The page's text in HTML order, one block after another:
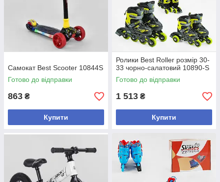
Самокат Best Scooter 10844S
Готово до відправки
863 ₴
Купити
Ролики Best Roller розмір 30-
33 чорно-салатовий 10890-S
Готово до відправки
1 513 ₴
Купити